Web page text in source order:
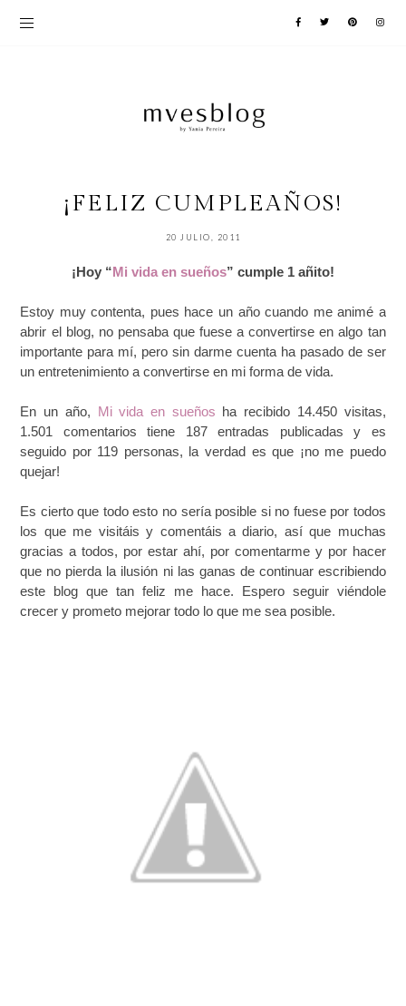
¡FELIZ CUMPLEAÑOS!
20 JULIO, 2011
¡Hoy “Mi vida en sueños” cumple 1 añito!
Estoy muy contenta, pues hace un año cuando me animé a
abrir el blog, no pensaba que fuese a convertirse en algo tan
importante para mí, pero sin darme cuenta ha pasado de ser
un entretenimiento a convertirse en mi forma de vida.
En un año, Mi vida en sueños ha recibido 14.450 visitas,
1.501 comentarios tiene 187 entradas publicadas y es
seguido por 119 personas, la verdad es que ¡no me puedo
quejar!
Es cierto que todo esto no sería posible si no fuese por todos
los que me visitáis y comentáis a diario, así que muchas
gracias a todos, por estar ahí, por comentarme y por hacer
que no pierda la ilusión ni las ganas de continuar escribiendo
este blog que tan feliz me hace. Espero seguir viéndole
crecer y prometo mejorar todo lo que me sea posible.